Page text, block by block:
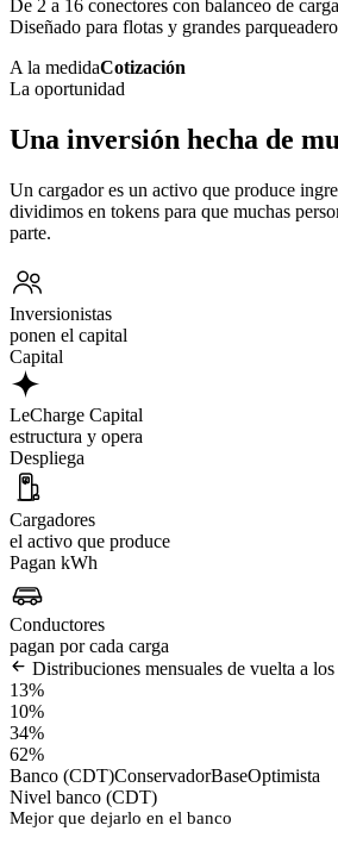
De 2 a 16 conectores con balanceo de
Diseñado para flotas y grandes
A la medidaCotización
La oportunidad
Una inversión hecha de
Un cargador es un activo que produce
dividimos en tokens para que muchas
parte.
Inversionistas
ponen el capital
Capital
LeCharge Capital
estructura y opera
Despliega
Cargadores
el activo que produce
Pagan kWh
Conductores
pagan por cada carga
Distribuciones mensuales de vuelta a
13%
10%
34%
62%
Banco (CDT)ConservadorBaseOptimista
Nivel banco (CDT)
Mejor que dejarlo en el banco